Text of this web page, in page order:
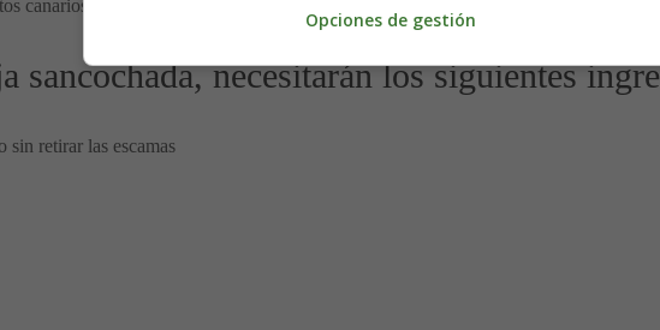
canarios es el
sancochada, necesitarán los siguientes
sin retirar las escamas
Opciones de gestión